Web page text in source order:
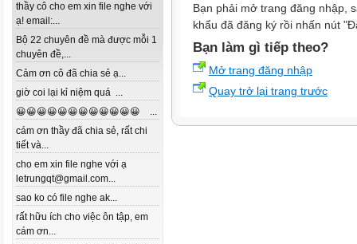
thầy cô cho em xin file nghe với
ạ! email:...
Bộ 22 chuyên đề mà được mỗi 1
chuyên đề,...
Cảm ơn cô đã chia sẻ ạ...
giờ coi lại kỉ niệm quá ...
😀😀😀😀😀😀😀😀😀😀😀😀 ...
cám ơn thầy đã chia sẻ, rất chi
tiết và...
cho em xin file nghe với ạ
letrungqt@gmail.com...
sao ko có file nghe ak...
rất hữu ích cho việc ôn tập, em
cám ơn...
Bạn phải mở trang đăng nhập,
khẩu đã đăng ký rồi nhấn nút
Bạn làm gì tiếp theo?
Mở trang đăng nhập
Quay trở lại trang trước